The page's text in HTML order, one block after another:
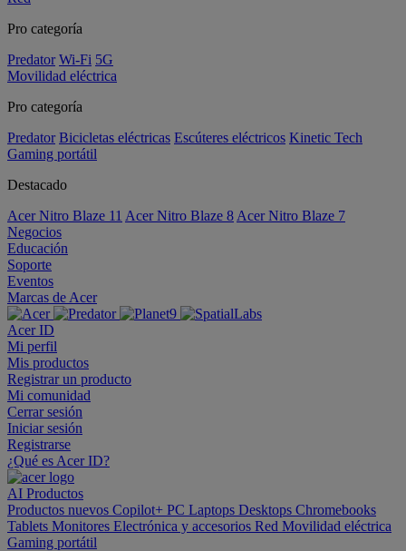
Pro categoría
Predator Wi-Fi 5G
Movilidad eléctrica
Pro categoría
Predator Bicicletas eléctricas Escúteres eléctricos Kinetic Tech
Gaming portátil
Destacado
Acer Nitro Blaze 11 Acer Nitro Blaze 8 Acer Nitro Blaze 7
Negocios
Educación
Soporte
Eventos
Marcas de Acer
Acer ID
Mi perfil
Mis productos
Registrar un producto
Mi comunidad
Cerrar sesión
Iniciar sesión
Registrarse
¿Qué es Acer ID?
AI Productos
Productos nuevos Copilot+ PC Laptops Desktops Chromebooks
Tablets Monitores Electrónica y accesorios Red Movilidad eléctrica
Gaming portátil